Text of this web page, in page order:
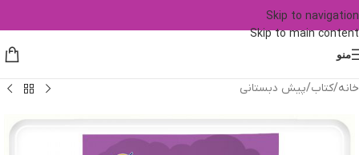
Skip to navigation
Skip to main content
منو
خانه/کتاب/پیش دبستانی